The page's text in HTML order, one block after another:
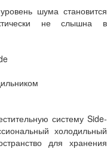
шума становится
не слышна в
систему Side-
холодильный
для хранения